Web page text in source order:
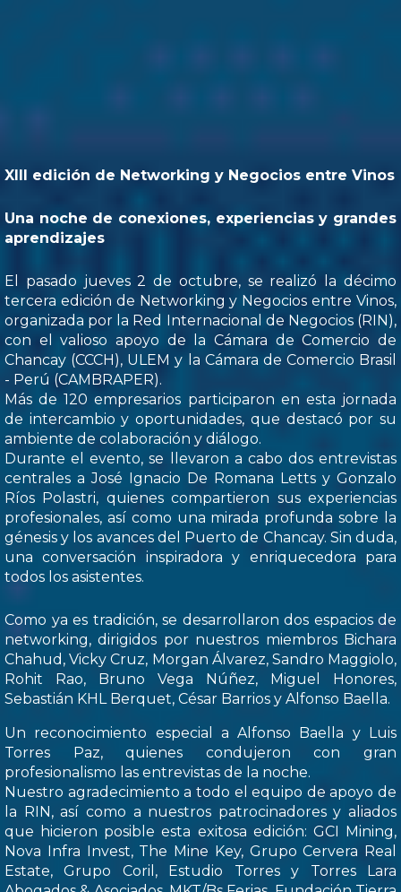
XIII edición de Networking y Negocios entre Vinos
Una noche de conexiones, experiencias y grandes
aprendizajes
El pasado jueves 2 de octubre, se realizó la décimo
tercera edición de Networking y Negocios entre Vinos,
organizada por la Red Internacional de Negocios (RIN),
con el valioso apoyo de la Cámara de Comercio de
Chancay (CCCH), ULEM y la Cámara de Comercio Brasil
- Perú (CAMBRAPER).
Más de 120 empresarios participaron en esta jornada
de intercambio y oportunidades, que destacó por su
ambiente de colaboración y diálogo.
Durante el evento, se llevaron a cabo dos entrevistas
centrales a José Ignacio De Romana Letts y Gonzalo
Ríos Polastri, quienes compartieron sus experiencias
profesionales, así como una mirada profunda sobre la
génesis y los avances del Puerto de Chancay. Sin duda,
una conversación inspiradora y enriquecedora para
todos los asistentes.
Como ya es tradición, se desarrollaron dos espacios de
networking, dirigidos por nuestros miembros Bichara
Chahud, Vicky Cruz, Morgan Álvarez, Sandro Maggiolo,
Rohit Rao, Bruno Vega Núñez, Miguel Honores,
Sebastián KHL Berquet, César Barrios y Alfonso Baella.
Un reconocimiento especial a Alfonso Baella y Luis
Torres Paz, quienes condujeron con gran
profesionalismo las entrevistas de la noche.
Nuestro agradecimiento a todo el equipo de apoyo de
la RIN, así como a nuestros patrocinadores y aliados
que hicieron posible esta exitosa edición: GCI Mining,
Nova Infra Invest, The Mine Key, Grupo Cervera Real
Estate, Grupo Coril, Estudio Torres y Torres Lara